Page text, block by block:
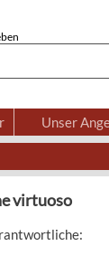
Unser
virtuoso
: